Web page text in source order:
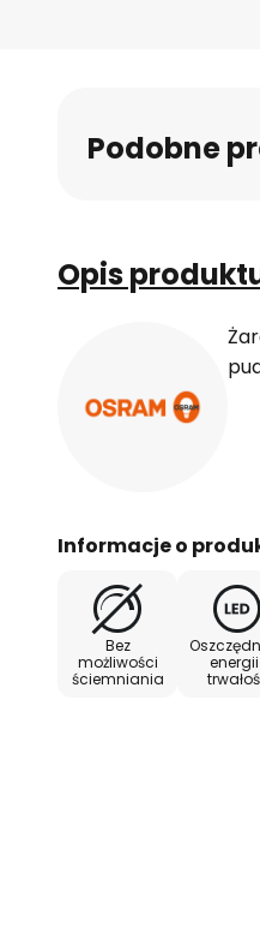
Podobne
Opis
Informacje o
Bez
możliwości
ściemniania
energii